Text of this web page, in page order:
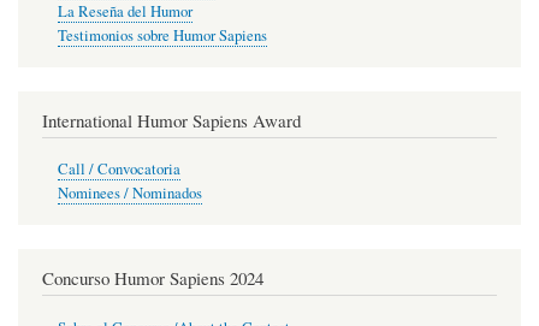
La Reseña del Humor
Testimonios sobre Humor Sapiens
International Humor Sapiens Award
Call / Convocatoria
Nominees / Nominados
Concurso Humor Sapiens 2024